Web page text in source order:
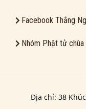
Facebook Thắng
Nhóm Phật tử
Địa chỉ: 38